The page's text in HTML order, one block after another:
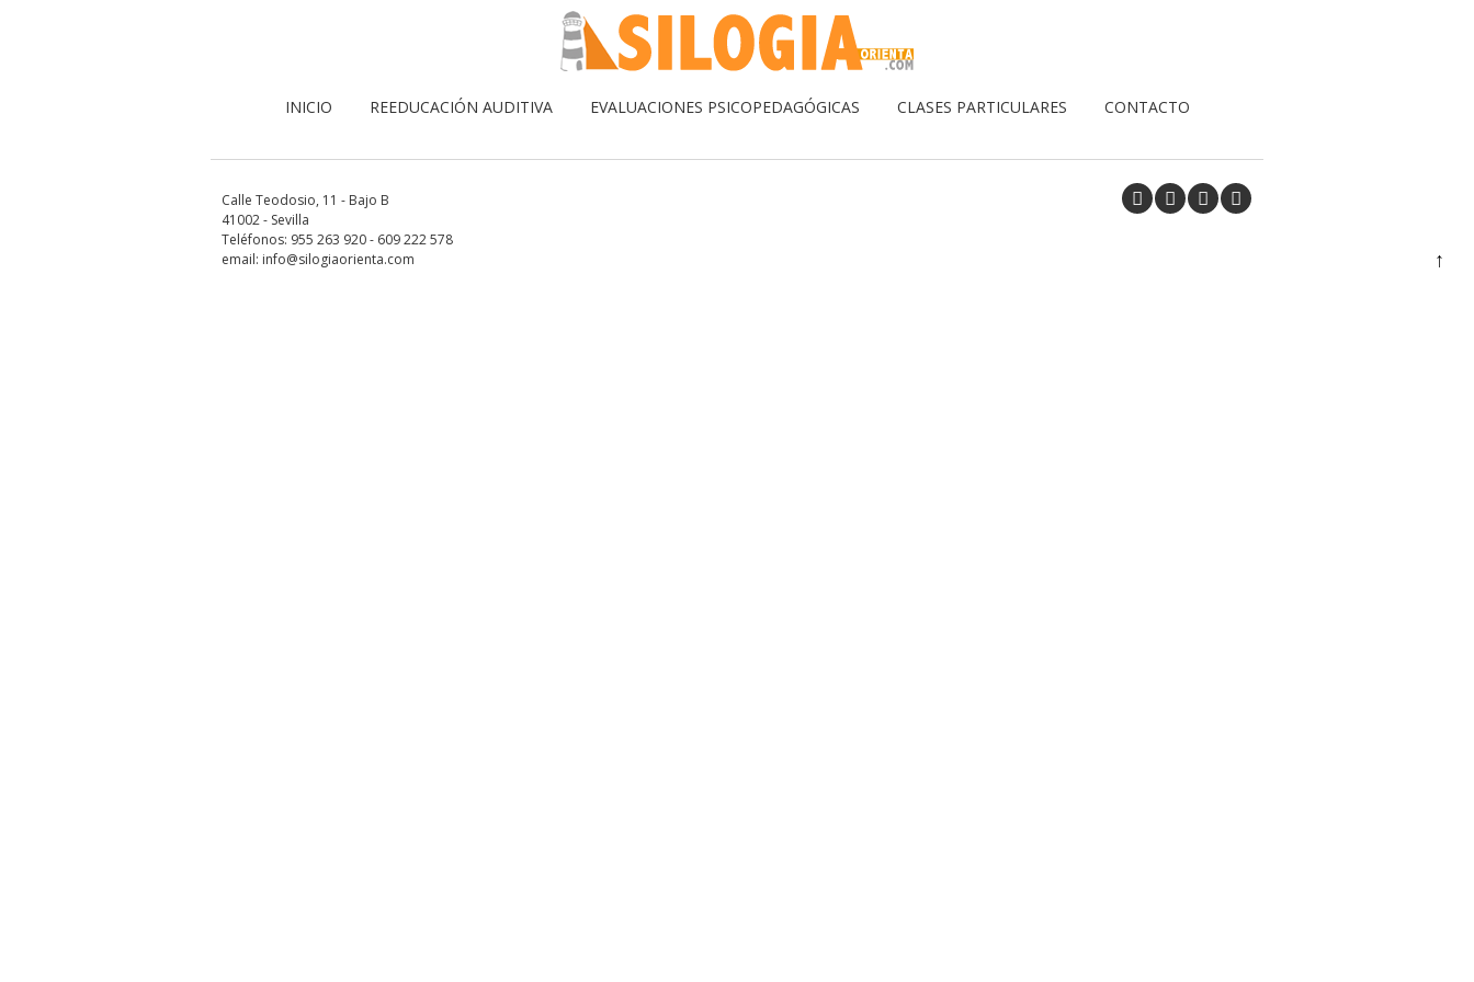
INICIO REEDUCACIÓN AUDITIVA EVALUACIONES PSICOPEDAGÓGICAS CLASES PARTICULARES CONTACTO
Calle Teodosio, 11 - Bajo B
41002 - Sevilla
Teléfonos: 955 263 920 - 609 222 578
email: info@silogiaorienta.com
↑